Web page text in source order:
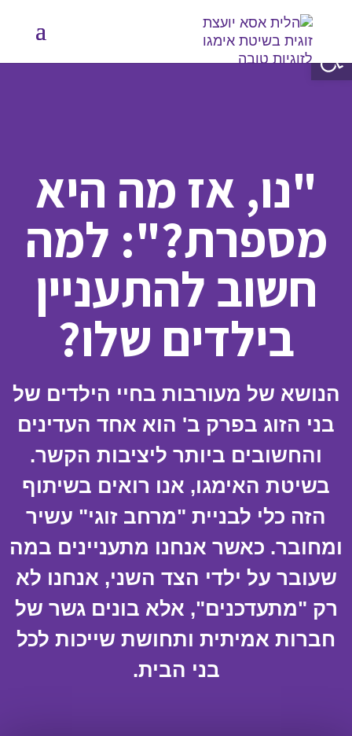
"נו, אז מה היא
מספרת?": למה
חשוב להתעניין
בילדים שלו?
הנושא של מעורבות בחיי הילדים של
בני הזוג בפרק ב' הוא אחד העדינים
והחשובים ביותר ליציבות הקשר.
בשיטת האימגו, אנו רואים בשיתוף
הזה כלי לבניית "מרחב זוגי" עשיר
ומחובר. כאשר אנחנו מתעניינים במה
שעובר על ילדי הצד השני, אנחנו לא
רק "מתעדכנים", אלא בונים גשר של
חברות אמיתית ותחושת שייכות לכל
בני הבית.
פתח סרגל נגישות